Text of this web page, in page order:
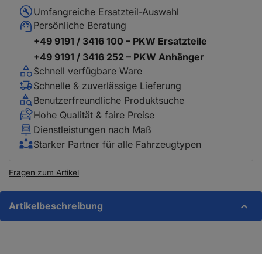
Umfangreiche Ersatzteil-Auswahl
Persönliche Beratung
+49 9191 / 3416 100 – PKW Ersatzteile
+49 9191 / 3416 252 – PKW Anhänger
Schnell verfügbare Ware
Schnelle & zuverlässige Lieferung
Benutzerfreundliche Produktsuche
Hohe Qualität & faire Preise
Dienstleistungen nach Maß
Starker Partner für alle Fahrzeugtypen
Fragen zum Artikel
Artikelbeschreibung